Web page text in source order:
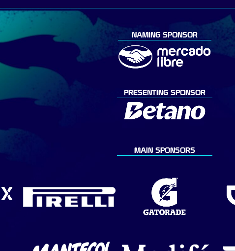
NAMING SPONSOR
PRESENTING SPONSOR
MAIN SPONSORS